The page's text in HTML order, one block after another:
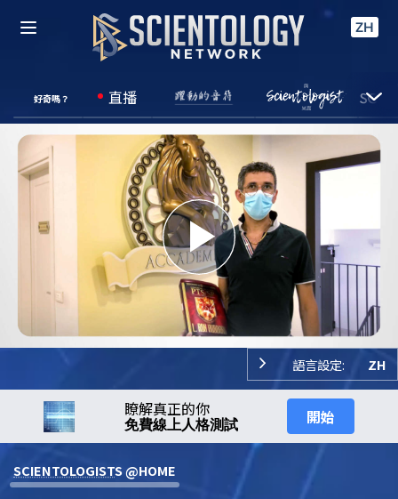
ZH
好奇嗎？ 直播
Play
Video
語言設定: ZH
瞭解真正的你
免費線上人格測試 開始
SCIENTOLOGISTS @HOME